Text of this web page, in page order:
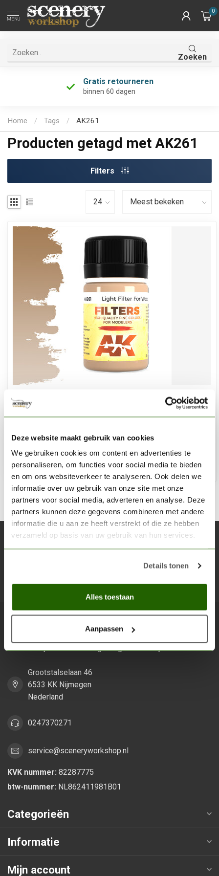
Deze website maakt gebruik van cookies
We gebruiken cookies om content en advertenties te
personaliseren, om functies voor social media te bieden
en om ons websiteverkeer te analyseren. Ook delen we
informatie over uw gebruik van onze site met onze
partners voor social media, adverteren en analyse. Deze
partners kunnen deze gegevens combineren met andere
informatie die u aan ze heeft verstrekt of die ze hebben
verzameld op basis van uw gebruik van hun services.
Details tonen
Alles toestaan
Aanpassen
MENU
0
Zoeken
Gratis retourneren
binnen 60 dagen
Home / Tags / AK261
Producten getagd met AK261
Filters
Light Filter For Wood - Weathering Filter - 35ml - AK261
Op voorraad
Abonneer je op onze nieuwsbrief
Scenery Workshop BV
Grootstalselaan 46
6533 KK Nijmegen
Nederland
0247370271
service@sceneryworkshop.nl
KVK nummer: 82287775
btw-nummer: NL862411981B01
Categorieën
Informatie
Mijn account